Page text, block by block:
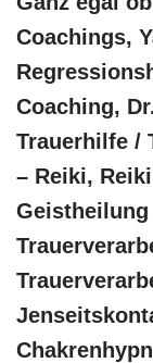
Coachings,
Coaching,
Trauerhilfe /
– Reiki,